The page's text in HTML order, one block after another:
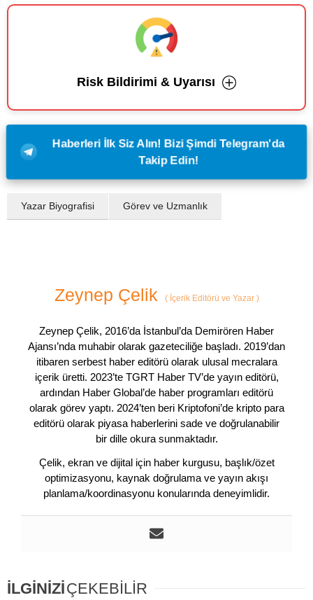
Risk Bildirimi & Uyarısı
Haberleri İlk Siz Alın! Bizi Şimdi Telegram'da
Takip Edin!
Yazar Biyografisi Görev ve Uzmanlık
Zeynep Çelik (İçerik Editörü ve Yazar )
Zeynep Çelik, 2016’da İstanbul’da Demirören Haber
Ajansı’nda muhabir olarak gazeteciliğe başladı. 2019’dan
itibaren serbest haber editörü olarak ulusal mecralara
içerik üretti. 2023’te TGRT Haber TV’de yayın editörü,
ardından Haber Global’de haber programları editörü
olarak görev yaptı. 2024’ten beri Kriptofoni’de kripto para
editörü olarak piyasa haberlerini sade ve doğrulanabilir
bir dille okura sunmaktadır.
Çelik, ekran ve dijital için haber kurgusu, başlık/özet
optimizasyonu, kaynak doğrulama ve yayın akışı
planlama/koordinasyonu konularında deneyimlidir.
İLGİNİZİÇEKEBİLİR